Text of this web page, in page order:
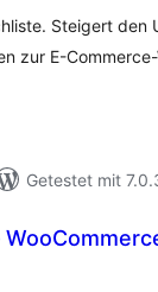
Steigert den
zur E-
Getestet mit